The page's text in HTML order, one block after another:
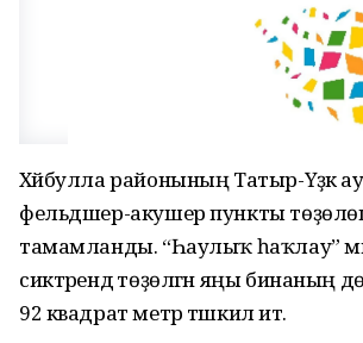
Хәйбулла районының Татыр-Үҙәк
фельдшер-акушер пункты
тамамланды. “Һаулыҡ һаҡлау”
сиктәрендә төҙөлгән яңы бинаның
92 квадрат метр тәшкил итә.